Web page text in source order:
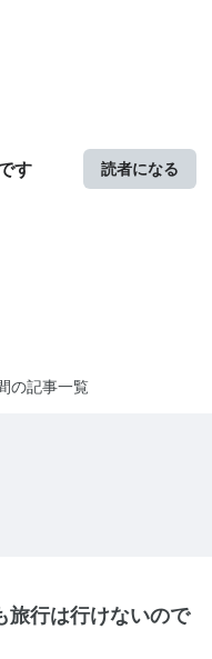
す 読者になる
の記事一覧
旅行は行けないので